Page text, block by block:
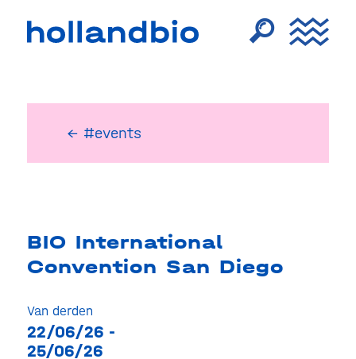
← #events
BIO International
Convention San Diego
Van derden
22/06/26 -
25/06/26